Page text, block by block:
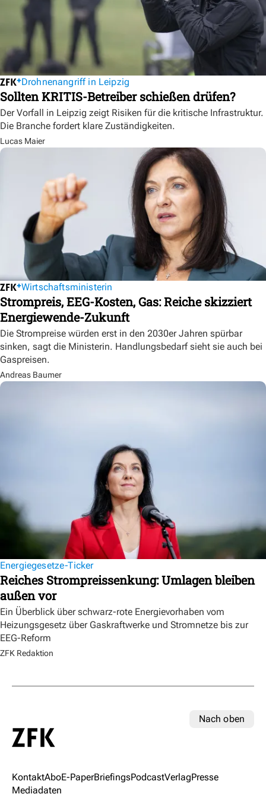
Drohnenangriff in Leipzig
Sollten KRITIS-Betreiber schießen drüfen?
Der Vorfall in Leipzig zeigt Risiken für die kritische Infrastruktur.
Die Branche fordert klare Zuständigkeiten.
Lucas Maier
Wirtschaftsministerin
Strompreis, EEG-Kosten, Gas: Reiche skizziert
Energiewende-Zukunft
Die Strompreise würden erst in den 2030er Jahren spürbar
sinken, sagt die Ministerin. Handlungsbedarf sieht sie auch bei
Gaspreisen.
Andreas Baumer
Energiegesetze-Ticker
Reiches Strompreissenkung: Umlagen bleiben
außen vor
Ein Überblick über schwarz-rote Energievorhaben vom
Heizungsgesetz über Gaskraftwerke und Stromnetze bis zur
EEG-Reform
ZFK Redaktion
Nach oben
KontaktAboE-PaperBriefingsPodcastVerlagPresse
Mediadaten